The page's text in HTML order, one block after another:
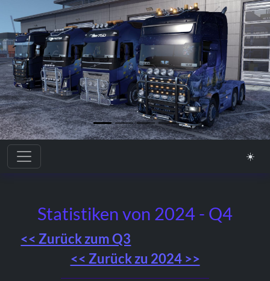
Toggle navigation ☀️
Statistiken von 2024 - Q4
<< Zurück zum Q3
<< Zurück zu 2024 >>